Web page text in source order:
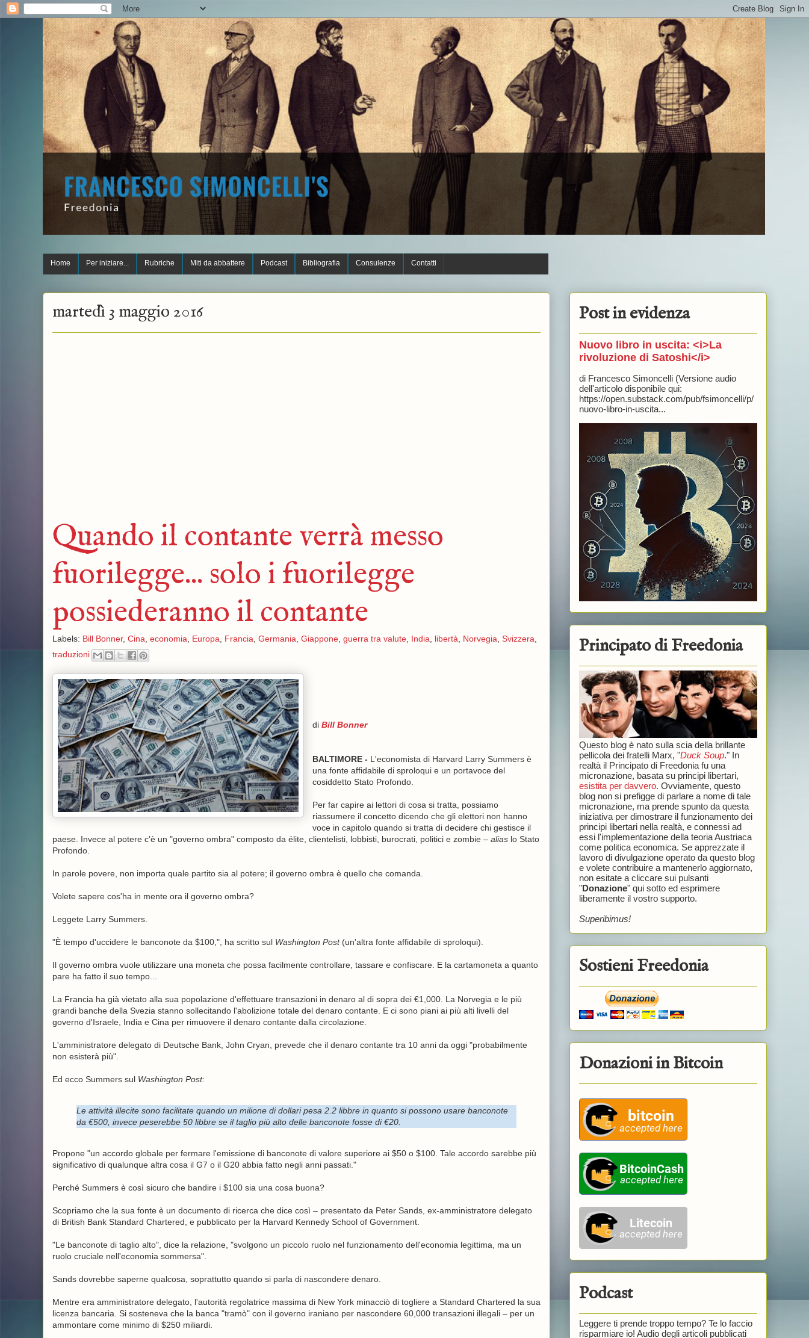
Home Per iniziare... Rubriche Miti da abbattere Podcast Bibliografia Consulenze Contatti
martedì 3 maggio 2016
Quando il contante verrà messo
fuorilegge... solo i fuorilegge
possiederanno il contante
Labels: Bill Bonner, Cina economia Europa Francia Germania Giappone, guerra tra valute, India libertà Norvegia Svizzera
traduzioni
di Bill Bonner
BALTIMORE - L'economista di Harvard Larry Summers è
una fonte affidabile di sproloqui e un portavoce del
cosiddetto Stato Profondo.
Per far capire ai lettori di cosa si tratta, possiamo
riassumere il concetto dicendo che gli elettori non hanno
voce in capitolo quando si tratta di decidere chi gestisce il
paese. Invece al potere c'è un "governo ombra" composto da élite, clientelisti, lobbisti, burocrati, politici e zombie – aliaslo Stato
Profondo.
In parole povere, non importa quale partito sia al potere; il governo ombra è quello che comanda.
Volete sapere cos'ha in mente ora il governo ombra?
Leggete Larry Summers.
"È tempo d'uccidere le banconote da $100,", ha scritto sul Washington Post(un'altra fonte affidabile di sproloqui).
Il governo ombra vuole utilizzare una moneta che possa facilmente controllare, tassare e confiscare. E la cartamoneta a quanto
pare ha fatto il suo tempo...
La Francia ha già vietato alla sua popolazione d'effettuare transazioni in denaro al di sopra dei €1,000. La Norvegia e le più
grandi banche della Svezia stanno sollecitando l'abolizione totale del denaro contante. E ci sono piani ai più alti livelli del
governo d'Israele, India e Cina per rimuovere il denaro contante dalla circolazione.
L'amministratore delegato di Deutsche Bank, John Cryan, prevede che il denaro contante tra 10 anni da oggi "probabilmente
non esisterà più".
Ed ecco Summers sul Washington Post:
Le attività illecite sono facilitate quando un milione di dollari pesa 2.2 libbre in quanto si possono usare banconote
da €500, invece peserebbe 50 libbre se il taglio più alto delle banconote fosse di €20.
Propone "un accordo globale per fermare l'emissione di banconote di valore superiore ai $50 o $100. Tale accordo sarebbe più
significativo di qualunque altra cosa il G7 o il G20 abbia fatto negli anni passati."
Perché Summers è così sicuro che bandire i $100 sia una cosa buona?
Scopriamo che la sua fonte è un documento di ricerca che dice così – presentato da Peter Sands, ex-amministratore delegato
di British Bank Standard Chartered, e pubblicato per la Harvard Kennedy School of Government.
"Le banconote di taglio alto", dice la relazione, "svolgono un piccolo ruolo nel funzionamento dell'economia legittima, ma un
ruolo cruciale nell'economia sommersa".
Sands dovrebbe saperne qualcosa, soprattutto quando si parla di nascondere denaro.
Mentre era amministratore delegato, l'autorità regolatrice massima di New York minacciò di togliere a Standard Chartered la sua
licenza bancaria. Si sosteneva che la banca "tramò" con il governo iraniano per nascondere 60,000 transazioni illegali – per un
ammontare come minimo di $250 miliardi.
Post in evidenza
Nuovo libro in uscita: <i>La
rivoluzione di Satoshi</i>
di Francesco Simoncelli (Versione audio
dell'articolo disponibile qui:
https://open.substack.com/pub/fsimoncelli/p/
nuovo-libro-in-uscita...
Principato di Freedonia
Questo blog è nato sulla scia della brillante
pellicola dei fratelli Marx, "Duck Soup." In
realtà il Principato di Freedonia fu una
micronazione, basata su principi libertari,
esistita per davvero. Ovviamente, questo
blog non si prefigge di parlare a nome di tale
micronazione, ma prende spunto da questa
iniziativa per dimostrare il funzionamento dei
principi libertari nella realtà, e connessi ad
essi l'implementazione della teoria Austriaca
come politica economica. Se apprezzate il
lavoro di divulgazione operato da questo blog
e volete contribuire a mantenerlo aggiornato,
non esitate a cliccare sui pulsanti
"Donazione" qui sotto ed esprimere
liberamente il vostro supporto.
Superibimus!
Sostieni Freedonia
Donazioni in Bitcoin
Podcast
Leggere ti prende troppo tempo? Te lo faccio
risparmiare io! Audio degli articoli pubblicati